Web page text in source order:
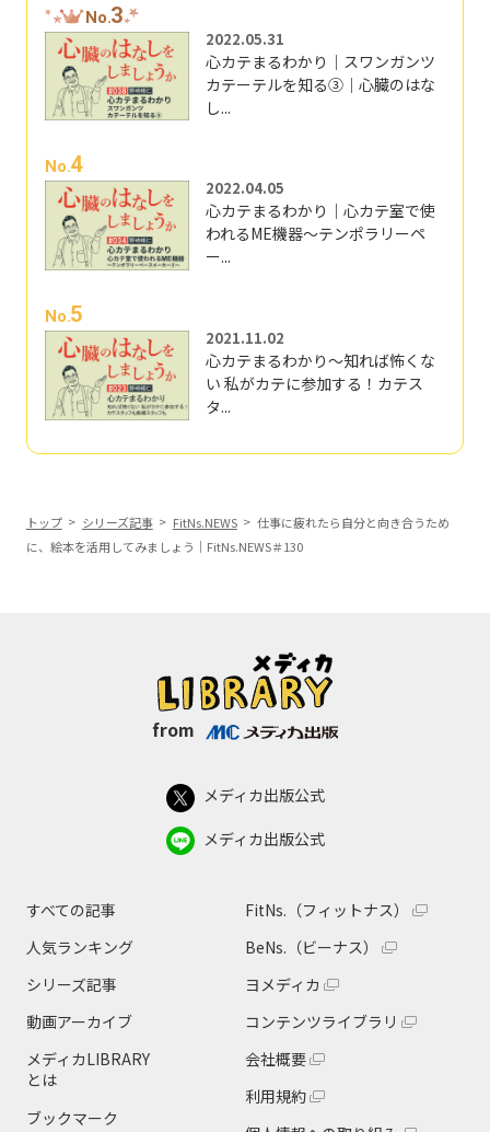
No.3
2022.05.31
心カテまるわかり｜スワンガンツ
カテーテルを知る③｜心臓のはな
し...
No.4
2022.04.05
心カテまるわかり｜心カテ室で使
われるME機器～テンポラリーペ
ー...
No.5
2021.11.02
心カテまるわかり～知れば怖くな
い 私がカテに参加する！カテス
タ...
トップ シリーズ記事 FitNs.NEWS
仕事に疲れたら自分と向き合うため
に、絵本を活用してみましょう｜FitNs.NEWS＃130
from
メディカ出版公式
メディカ出版公式
すべての記事
人気ランキング
シリーズ記事
動画アーカイブ
メディカLIBRARY
とは
ブックマーク
FitNs.（フィットナス）
BeNs.（ビーナス）
ヨメディカ
コンテンツライブラリ
会社概要
利用規約